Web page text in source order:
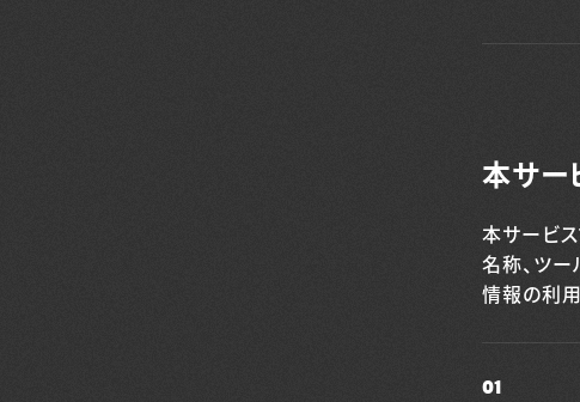
本サー
本サービ
名称、ツ
情報の利
01